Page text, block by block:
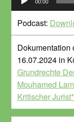
Player
00:00
Podcast:
Dokumentation
16.07.2024 in
Grundrechte
Mouhamed
Kritischer